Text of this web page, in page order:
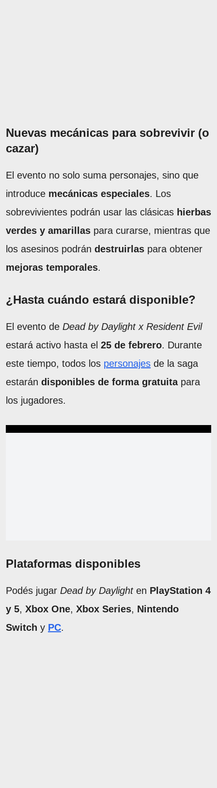
Nuevas mecánicas para sobrevivir (o
cazar)
El evento no solo suma personajes, sino que
introduce mecánicas especiales. Los
sobrevivientes podrán usar las clásicas hierbas
verdes y amarillas para curarse, mientras que
los asesinos podrán destruirlas para obtener
mejoras temporales.
¿Hasta cuándo estará disponible?
El evento de Dead by Daylight x Resident Evil
estará activo hasta el 25 de febrero. Durante
este tiempo, todos los personajes de la saga
estarán disponibles de forma gratuitapara
los jugadores.
Plataformas disponibles
Podés jugar Dead by Daylighten PlayStation 4
y 5, Xbox One, Xbox Series, Nintendo
Switch y PC.